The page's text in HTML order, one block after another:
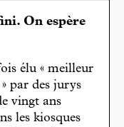
On espère
élu « meilleur
par des jurys
vingt ans
les kiosques